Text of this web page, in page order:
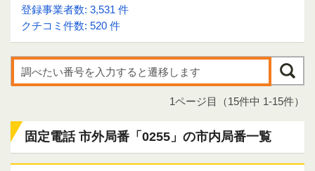
登録事業者数: 3,531 件
クチコミ件数: 520 件
1ページ目（15件中 1-15件）
固定電話 市外局番「0255」の市内局番一覧